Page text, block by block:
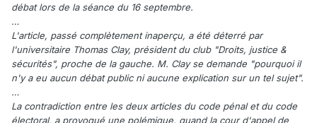
débat lors de la séance du 16 septembre.
…
L'article, passé complètement inaperçu, a été déterré par
l'universitaire Thomas Clay, président du club "Droits, justice &
sécurités", proche de la gauche. M. Clay se demande "pourquoi il
n'y a eu aucun débat public ni aucune explication sur un tel sujet".
…
La contradiction entre les deux articles du code pénal et du code
électoral, a provoqué une polémique, quand la cour d'appel de